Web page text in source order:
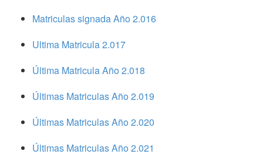
Matriculas signada Año 2.016
Ultima Matricula 2.017
Última Matricula Año 2.018
Últimas Matriculas Año 2.019
Últimas Matriculas Año 2.020
Últimas Matriculas Año 2.021